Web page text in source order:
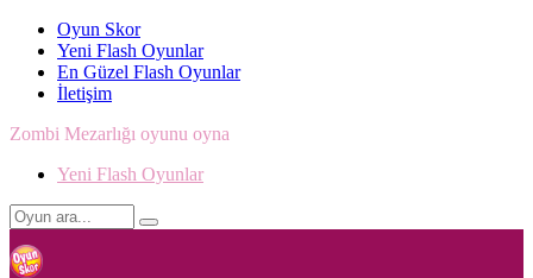
Oyun Skor
Yeni Flash Oyunlar
En Güzel Flash Oyunlar
İletişim
Zombi Mezarlığı oyunu oyna
Yeni Flash Oyunlar